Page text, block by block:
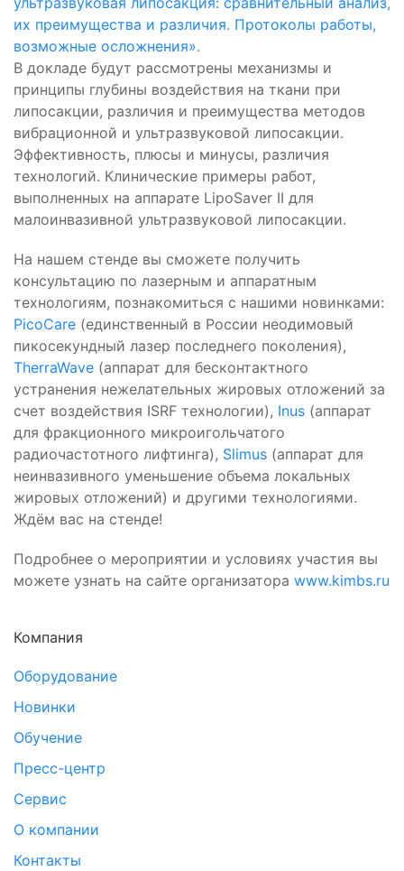
их преимущества и различия. Протоколы работы,
возможные осложнения».
В докладе будут рассмотрены механизмы и
принципы глубины воздействия на ткани при
липосакции, различия и преимущества методов
вибрационной и ультразвуковой липосакции.
Эффективность, плюсы и минусы, различия
технологий. Клинические примеры работ,
выполненных на аппарате LipoSaver II для
малоинвазивной ультразвуковой липосакции.
На нашем стенде вы сможете получить
консультацию по лазерным и аппаратным
технологиям, познакомиться с нашими новинками:
PicoCare (единственный в России неодимовый
пикосекундный лазер последнего поколения),
TherraWave (аппарат для бесконтактного
устранения нежелательных жировых отложений за
счет воздействия ISRF технологии), Inus (аппарат
для фракционного микроигольчатого
радиочастотного лифтинга), Slimus (аппарат для
неинвазивного уменьшение объема локальных
жировых отложений) и другими технологиями.
Ждём вас на стенде!
Подробнее о мероприятии и условиях участия вы
можете узнать на сайте организатора www.kimbs.ru
Компания
Оборудование
Новинки
Обучение
Пресс-центр
Сервис
О компании
Контакты